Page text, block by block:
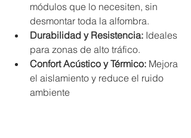
módulos que lo necesiten, sin
desmontar toda la alfombra.
Durabilidad y Resistencia: Ideales
para zonas de alto tráfico.
Confort Acústico y Térmico: Mejora
el aislamiento y reduce el ruido
ambiente